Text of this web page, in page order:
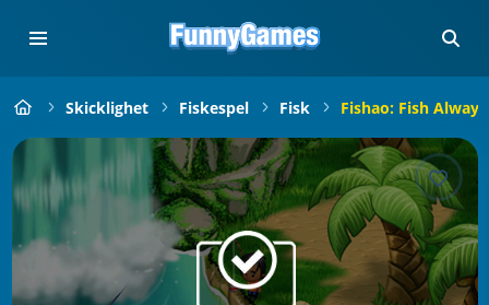
Skicklighet Fiskespel Fisk Fishao: Fish